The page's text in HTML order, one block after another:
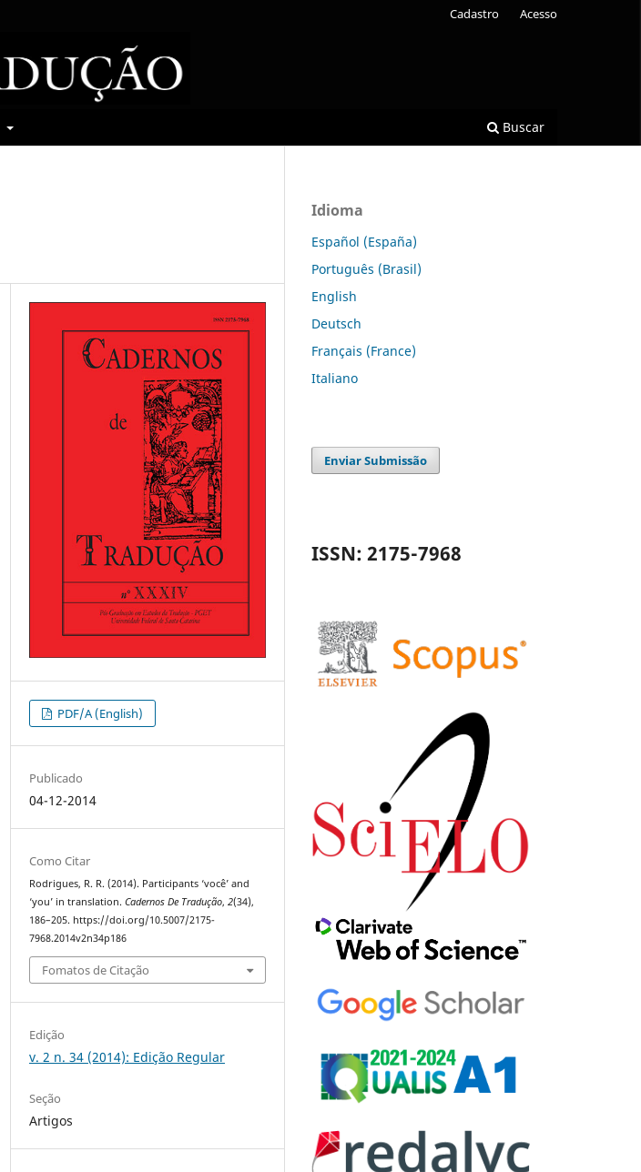
Buscar
Cadastro Acesso
PDF/A (English)
Publicado
04-12-2014
Como Citar
Rodrigues, R. R. (2014). Participants ‘você’ and
‘you’ in translation.Cadernos De Tradução,2(34),
186–205. https://doi.org/10.5007/2175-
7968.2014v2n34p186
Fomatos de Citação
Edição
v. 2 n. 34 (2014): Edição Regular
Seção
Artigos
Idioma
Español (España)
Português (Brasil)
English
Deutsch
Français (France)
Italiano
Enviar Submissão
ISSN: 2175-7968